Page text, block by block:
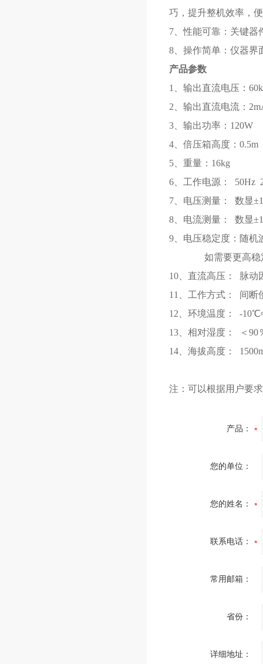
巧，提升整机效率，
7、性能可靠：关键器
8、操作简单：仪器界
产品参数
1、输出直流电压：
2、输出直流电流：
3、输出功率：120W
4、倍压箱高度：0.5m
5、重量：16kg
6、工作电源：
7、电压测量
8、电流测量：
9、电压稳定度：随
如需要更高稳定
10、直流高压： 脉
11、工作方式： 间断
12、环境温度： -
13、相对湿度： ＜90
14、海拔高度：
注：可以根据用户要
产品：
您的单位：
您的姓名：
联系电话：
常用邮箱：
省份：
详细地址：